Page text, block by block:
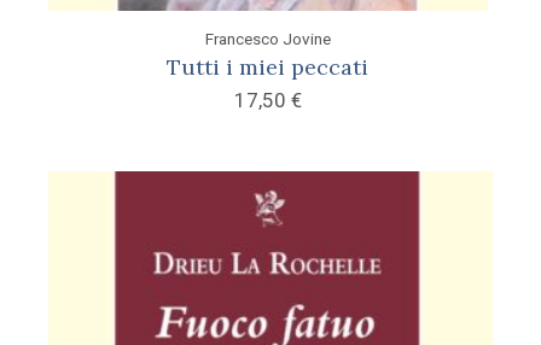
Francesco Jovine
Tutti i miei peccati
17,50 €